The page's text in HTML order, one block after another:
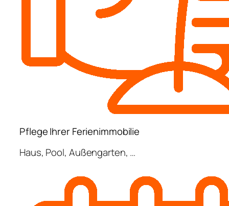
Pflege Ihrer Ferienimmobilie
Haus, Pool, Außengarten, …